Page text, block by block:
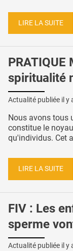
LIRE LA SUITE
PRATIQUE
spiritualité
Actualité publiée il y
Nous avons tous
constitue le
qu'individus. Cet
LIRE LA SUITE
FIV : Les
sperme
Actualité publiée il y